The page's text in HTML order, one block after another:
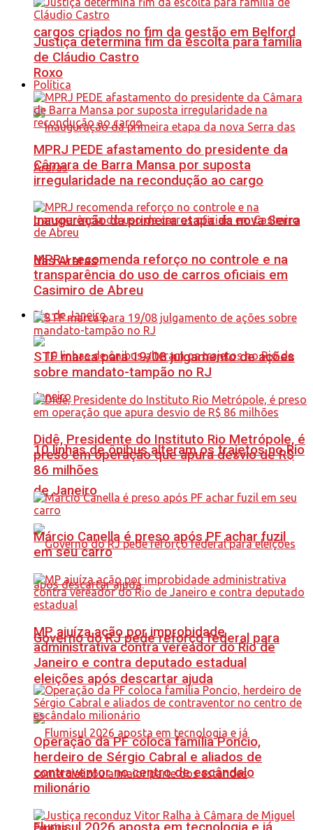
cargos criados no fim da gestão em Belford
Roxo
Inauguração da primeira etapa da nova Serra
das Araras
Rio de Janeiro
10 linhas de ônibus alteram os trajetos no Rio
de Janeiro
Governo do RJ pede reforço federal para
eleições após descartar ajuda
Flumisul 2026 aposta em tecnologia e já
Justiça determina fim da escolta para família
de Cláudio Castro
Política
MPRJ PEDE afastamento do presidente da
Câmara de Barra Mansa por suposta
irregularidade na recondução ao cargo
MPRJ recomenda reforço no controle e na
transparência do uso de carros oficiais em
Casimiro de Abreu
STF marca para 19/08 julgamento de ações
sobre mandato-tampão no RJ
Didê, Presidente do Instituto Rio Metrópole, é
preso em operação que apura desvio de R$
86 milhões
Márcio Canella é preso após PF achar fuzil
em seu carro
MP ajuíza ação por improbidade
administrativa contra vereador do Rio de
Janeiro e contra deputado estadual
Operação da PF coloca família Poncio,
herdeiro de Sérgio Cabral e aliados de
contraventor no centro de escândalo
milionário